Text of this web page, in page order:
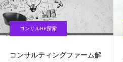
コンサルHP探索
コンサルティングファーム解